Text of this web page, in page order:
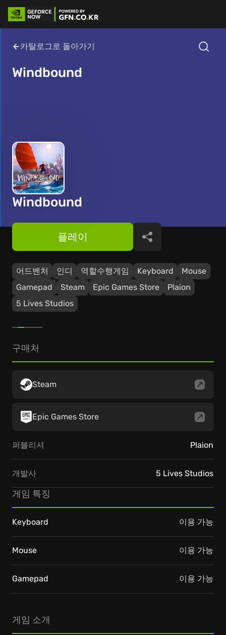
카탈로그로 돌아가기
Windbound
Windbound
어드벤처 인디 역할수행게임 Keyboard
Mouse
Gamepad
Steam Epic Games Store
Plaion
5 Lives Studios
플레이 공유
게임 소개
구매처
Steam
Epic Games Store
퍼블리셔 Plaion
개발사 5 Lives Studios
게임 특징
Keyboard 이용 가능
Mouse 이용 가능
Gamepad 이용 가능